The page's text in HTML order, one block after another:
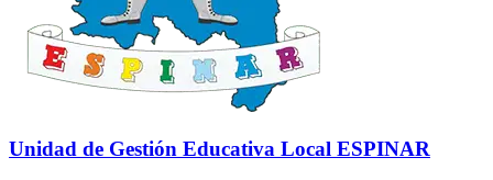
Unidad de Gestión Educativa Local ESPINAR